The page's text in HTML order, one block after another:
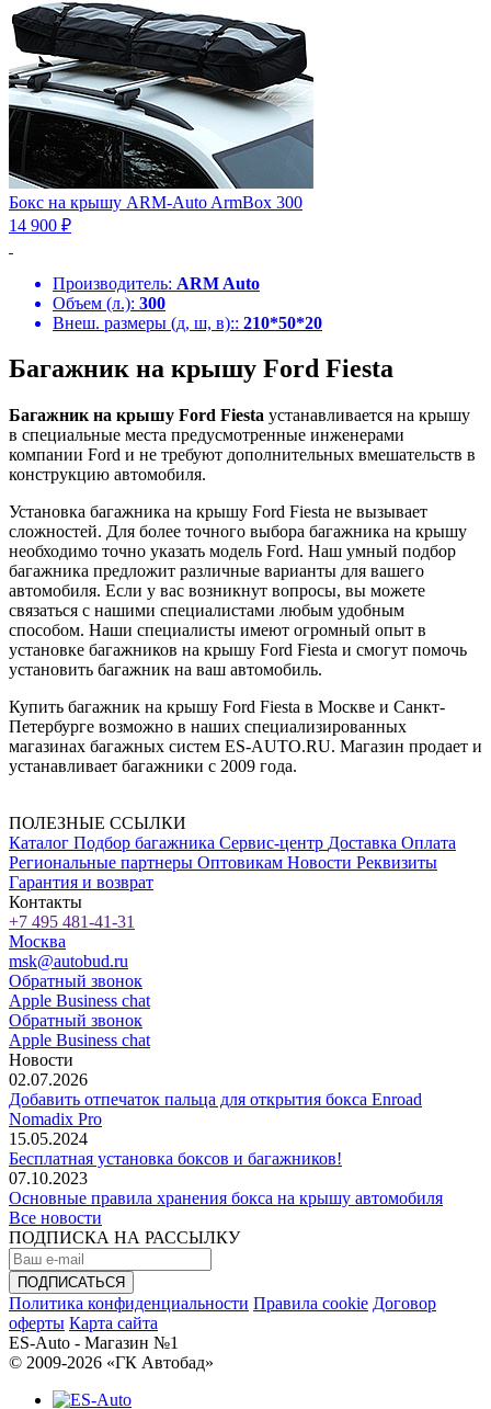
Бокс на крышу ARM-Auto ArmBox 300
14 900 ₽
Производитель: ARM Auto
Объем (л.): 300
Внеш. размеры (д, ш, в):: 210*50*20
Багажник на крышу Ford Fiesta
Багажник на крышу Ford Fiesta устанавливается на крышу
в специальные места предусмотренные инженерами
компании Ford и не требуют дополнительных вмешательств в
конструкцию автомобиля.
Установка багажника на крышу Ford Fiesta не вызывает
сложностей. Для более точного выбора багажника на крышу
необходимо точно указать модель Ford. Наш умный подбор
багажника предложит различные варианты для вашего
автомобиля. Если у вас возникнут вопросы, вы можете
связаться с нашими специалистами любым удобным
способом. Наши специалисты имеют огромный опыт в
установке багажников на крышу Ford Fiesta и смогут помочь
установить багажник на ваш автомобиль.
Купить багажник на крышу Ford Fiesta в Москве и Санкт-
Петербурге возможно в наших специализированных
магазинах багажных систем ES-AUTO.RU. Магазин продает и
устанавливает багажники с 2009 года.
ПОЛЕЗНЫЕ ССЫЛКИ
Каталог Подбор багажника Сервис-центр Доставка Оплата
Региональные партнеры Оптовикам Новости Реквизиты
Гарантия и возврат
Контакты
+7 495 481-41-31
Москва
msk@autobud.ru
Обратный звонок
Apple Business chat
Обратный звонок
Apple Business chat
Новости
02.07.2026
Добавить отпечаток пальца для открытия бокса Enroad
Nomadix Pro
15.05.2024
Бесплатная установка боксов и багажников!
07.10.2023
Основные правила хранения бокса на крышу автомобиля
Все новости
ПОДПИСКА НА РАССЫЛКУ
Политика конфиденциальности Правила cookie Договор
оферты Карта сайта
ES-Auto - Магазин №1
© 2009-2026 «ГК Автобад»